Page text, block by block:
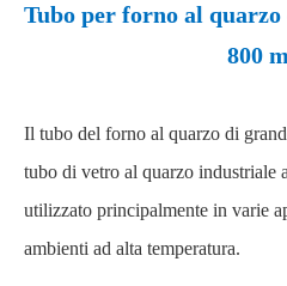
Tubo per forno al
800
Il tubo del forno al quarzo di
tubo di vetro al quarzo industriale
utilizzato principalmente in varie
ambienti ad alta temperatura.